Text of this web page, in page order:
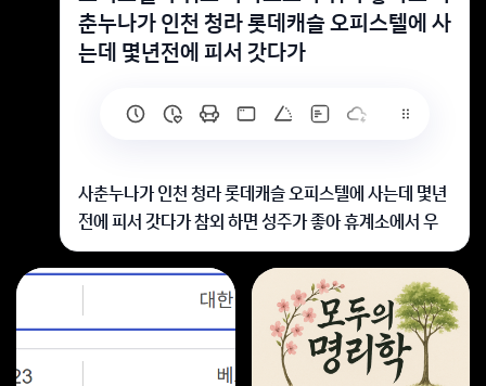
춘누나가 인천 청라 롯데캐슬 오피스텔에 사
는데 몇년전에 피서 갓다가
사춘누나가 인천 청라 롯데캐슬 오피스텔에 사는데 몇년
전에 피서 갓다가 참외 하면 성주가 좋아 휴계소에서 우
리 먹을꺼 사춘누나 줄꺼 사고 집으로 오는길에 오피스텔
에 사는 사춘누나네집 롯데캐슬 갓는데 뭐 코앞에 롯데마
트와 홈플러스 만 잇지 롯데캐슬 오피스텔 5성급 호텔처
럼 좋은게 아니라 1성급 호텔이라도 되나 아뭏든 아파트
랑 비슷한데 오피스텔이 뭐고 뭐가 좋아요 인천 청라에